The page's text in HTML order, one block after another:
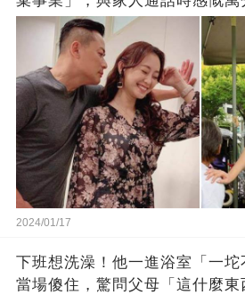
思」：只有過一次眼淚
2024/01/17
下班想洗澡！他一進浴室「一坨
當場傻住，驚問父母「這什麼東